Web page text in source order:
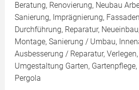
Beratung, Renovierung, Neubau
Sanierung, Imprägnierung,
Durchführung, Reparatur,
Montage, Sanierung / Umbau,
Ausbesserung / Reparatur,
Umgestaltung Garten,
Pergola